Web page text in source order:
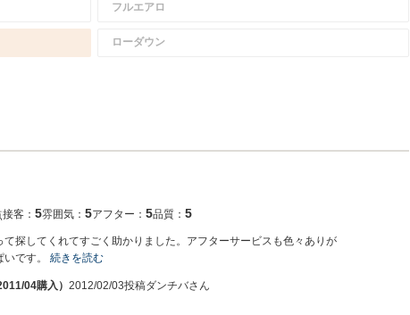
フルエアロ
ローダウン
接客： 5雰囲気： 5アフター： 5品質： 5
探してくれてすごく助かりました。アフターサービスも色々ありが
です。 続きを読む
04購入） 2012/02/03投稿ダンチバさん